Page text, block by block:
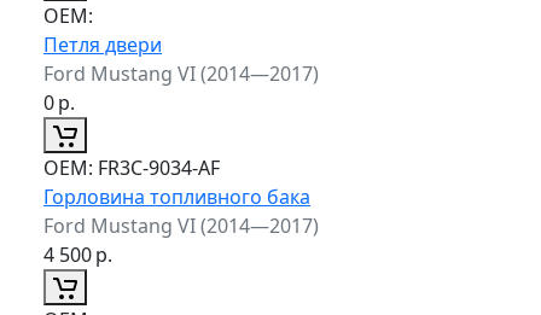
ОЕМ:
Петля двери
Ford Mustang VI (2014—2017)
0р.
ОЕМ: FR3C-9034-AF
Горловина топливного бака
Ford Mustang VI (2014—2017)
4 500р.